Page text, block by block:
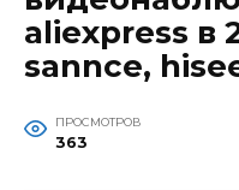
aliexpress в
sannce,
ПРОСМОТРОВ
363